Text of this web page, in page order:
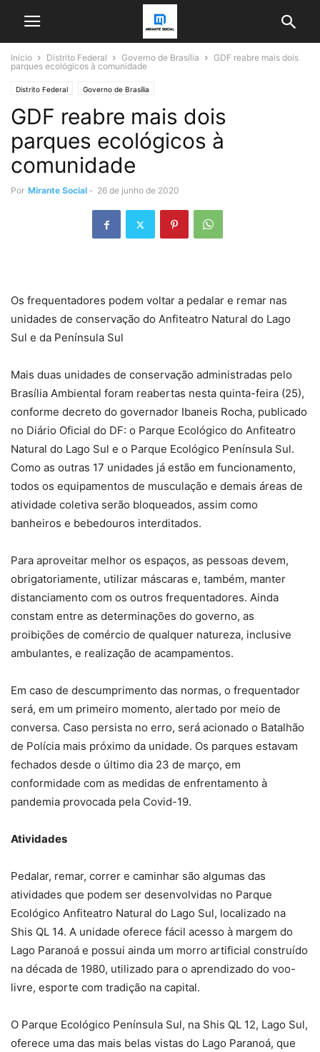
Início Distrito Federal Governo de Brasília
GDF reabre mais dois
parques ecológicos à comunidade
Distrito Federal Governo de Brasília
GDF reabre mais dois
parques ecológicos à
comunidade
Por Mirante Social - 26 de junho de 2020
Os frequentadores podem voltar a pedalar e remar nas
unidades de conservação do Anfiteatro Natural do Lago
Sul e da Península Sul
Mais duas unidades de conservação administradas pelo
Brasília Ambiental foram reabertas nesta quinta-feira (25),
conforme decreto do governador Ibaneis Rocha, publicado
no Diário Oficial do DF: o Parque Ecológico do Anfiteatro
Natural do Lago Sul e o Parque Ecológico Península Sul.
Como as outras 17 unidades já estão em funcionamento,
todos os equipamentos de musculação e demais áreas de
atividade coletiva serão bloqueados, assim como
banheiros e bebedouros interditados.
Para aproveitar melhor os espaços, as pessoas devem,
obrigatoriamente, utilizar máscaras e, também, manter
distanciamento com os outros frequentadores. Ainda
constam entre as determinações do governo, as
proibições de comércio de qualquer natureza, inclusive
ambulantes, e realização de acampamentos.
Em caso de descumprimento das normas, o frequentador
será, em um primeiro momento, alertado por meio de
conversa. Caso persista no erro, será acionado o Batalhão
de Polícia mais próximo da unidade. Os parques estavam
fechados desde o último dia 23 de março, em
conformidade com as medidas de enfrentamento à
pandemia provocada pela Covid-19.
Atividades
Pedalar, remar, correr e caminhar são algumas das
atividades que podem ser desenvolvidas no Parque
Ecológico Anfiteatro Natural do Lago Sul, localizado na
Shis QL 14. A unidade oferece fácil acesso à margem do
Lago Paranoá e possui ainda um morro artificial construído
na década de 1980, utilizado para o aprendizado do voo-
livre, esporte com tradição na capital.
O Parque Ecológico Península Sul, na Shis QL 12, Lago Sul,
oferece uma das mais belas vistas do Lago Paranoá, que